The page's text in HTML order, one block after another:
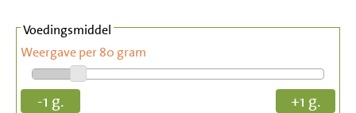
Voedingsmiddel
Weergave per 80 gram
-1 g. +1 g.